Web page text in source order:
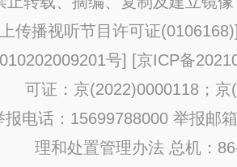
传播视听节目许可证(0106168)
号] [京ICP备
可证：京(2022)0000118；京
报电话：15699788000 举报邮
理和处置管理办法 总机：